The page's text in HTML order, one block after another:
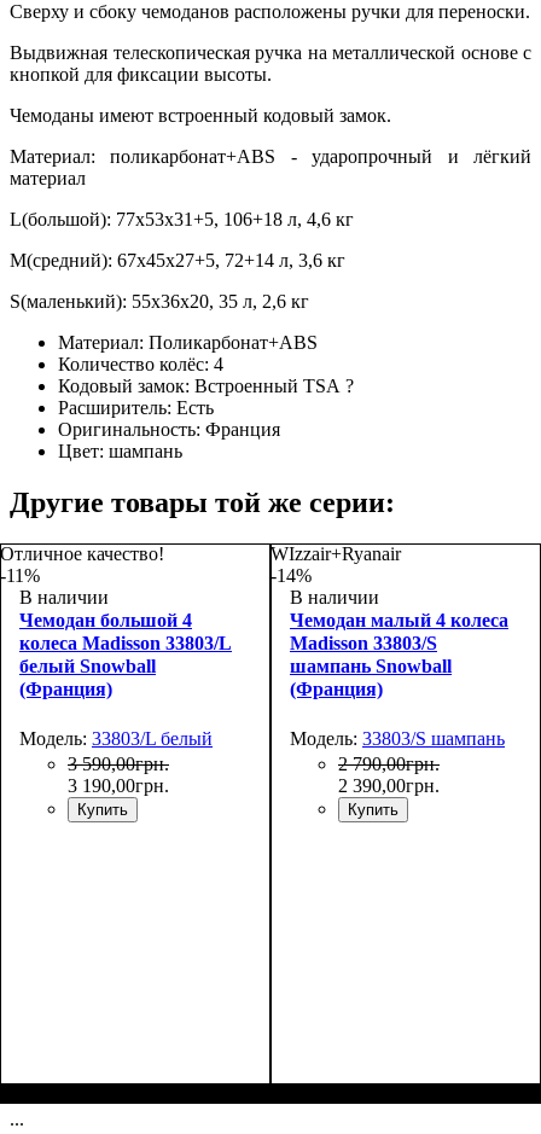
Сверху и сбоку чемоданов расположены ручки для переноски.
Выдвижная телескопическая ручка на металлической основе с
кнопкой для фиксации высоты.
Чемоданы имеют встроенный кодовый замок.
Материал: поликарбонат+ABS - ударопрочный и лёгкий
материал
L(большой): 77х53х31+5, 106+18 л, 4,6 кг
M(средний): 67х45х27+5, 72+14 л, 3,6 кг
S(маленький): 55х36х20, 35 л, 2,6 кг
Материал: Поликарбонат+ABS
Количество колёс: 4
Кодовый замок: Встроенный TSA ?
Расширитель: Есть
Оригинальность: Франция
Цвет: шампань
Другие товары той же серии:
Отличное качество!
-11%
В наличии
Чемодан большой 4
колеса Madisson 33803/L
белый Snowball
(Франция)
Модель: 33803/L белый
3 590,00грн.
3 190,00грн.
Купить
WIzzair+Ryanair
-14%
В наличии
Чемодан малый 4 колеса
Madisson 33803/S
шампань Snowball
(Франция)
Модель: 33803/S шампань
2 790,00грн.
2 390,00грн.
Купить
...